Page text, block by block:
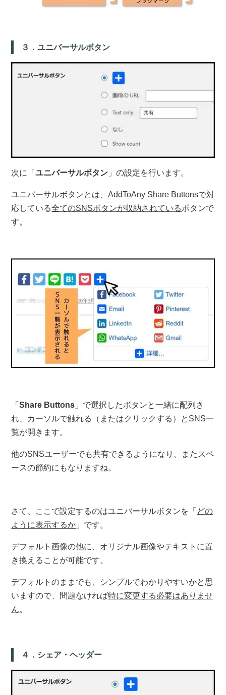
３．ユニバーサルボタン
次に「ユニバーサルボタン 」の設定を行います。
ユニバーサルボタンとは、AddToAny Share Buttonsで対
応している全てのSNSボタンが収納されているボタンで
す。
「Share Buttons 」で選択したボタンと一緒に配列さ
れ、カーソルで触れる（またはクリックする）とSNS一
覧が開きます。
他のSNSユーザーでも共有できるようになり、またスペ
ースの節約にもなりますね。
さて、ここで設定するのはユニバーサルボタンを「 どの
ように表示するか 」です。
デフォルト画像の他に、オリジナル画像やテキストに置
き換えることが可能です。
デフォルトのままでも、シンプルでわかりやすいかと思
いますので、問題なければ特に変更する必要はありませ
ん。
４．シェア・ヘッダー